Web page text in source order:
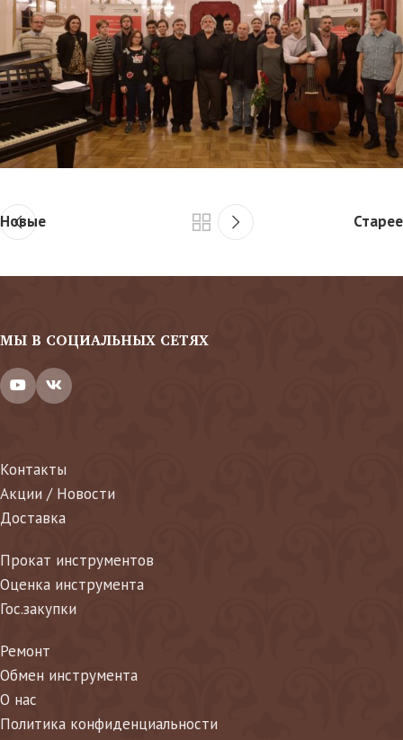
Новые Старее
МЫ В СОЦИАЛЬНЫХ СЕТЯХ
Контакты
Акции / Новости
Доставка
Прокат инструментов
Оценка инструмента
Гос.закупки
Ремонт
Обмен инструмента
О нас
Политика конфиденциальности